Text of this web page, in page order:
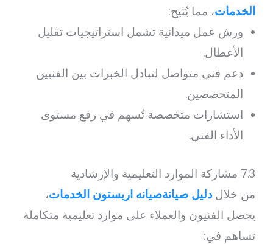
الخدمات، مما يُتيح:
ورش عمل ميدانية تشمل استراتيجيات تقليل
الأعطال.
دعم فني متواصل لتبادل الخبرات بين الفنيين
المتخصصين.
استشارات متخصصة تُسهم في رفع مستوى
الأداء الفني.
7.3 مشاركة الموارد التعليمية والإرشادية
من خلالدليل صيانةصيانه اريستون الخدمات،
يحصل الفنيون والعملاء على موارد تعليمية متكاملة
تساهم في: